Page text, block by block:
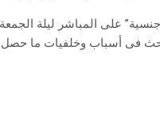
فى أسباب وخلفيات ما